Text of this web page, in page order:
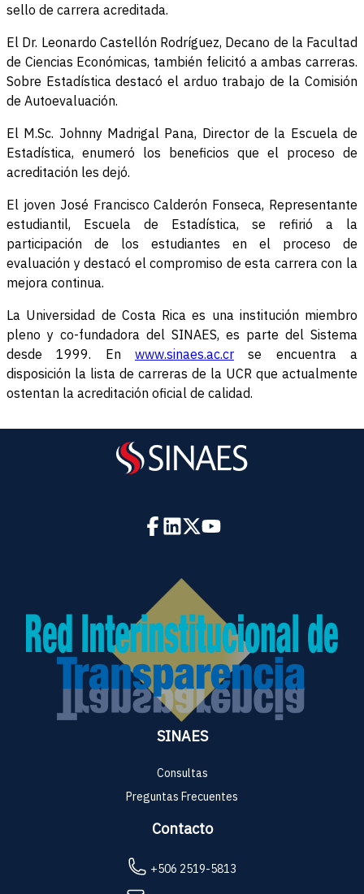
sello de carrera acreditada.
El Dr. Leonardo Castellón Rodríguez, Decano de la Facultad
de Ciencias Económicas, también felicitó a ambas carreras.
Sobre Estadística destacó el arduo trabajo de la Comisión
de Autoevaluación.
El M.Sc. Johnny Madrigal Pana, Director de la Escuela de
Estadística, enumeró los beneficios que el proceso de
acreditación les dejó.
El joven José Francisco Calderón Fonseca, Representante
estudiantil, Escuela de Estadística, se refirió a la
participación de los estudiantes en el proceso de
evaluación y destacó el compromiso de esta carrera con la
mejora continua.
La Universidad de Costa Rica es una institución miembro
pleno y co-fundadora del SINAES, es parte del Sistema
desde 1999. En www.sinaes.ac.cr se encuentra a
disposición la lista de carreras de la UCR que actualmente
ostentan la acreditación oficial de calidad.
SINAES
Consultas
Preguntas Frecuentes
Contacto
+506 2519-5813